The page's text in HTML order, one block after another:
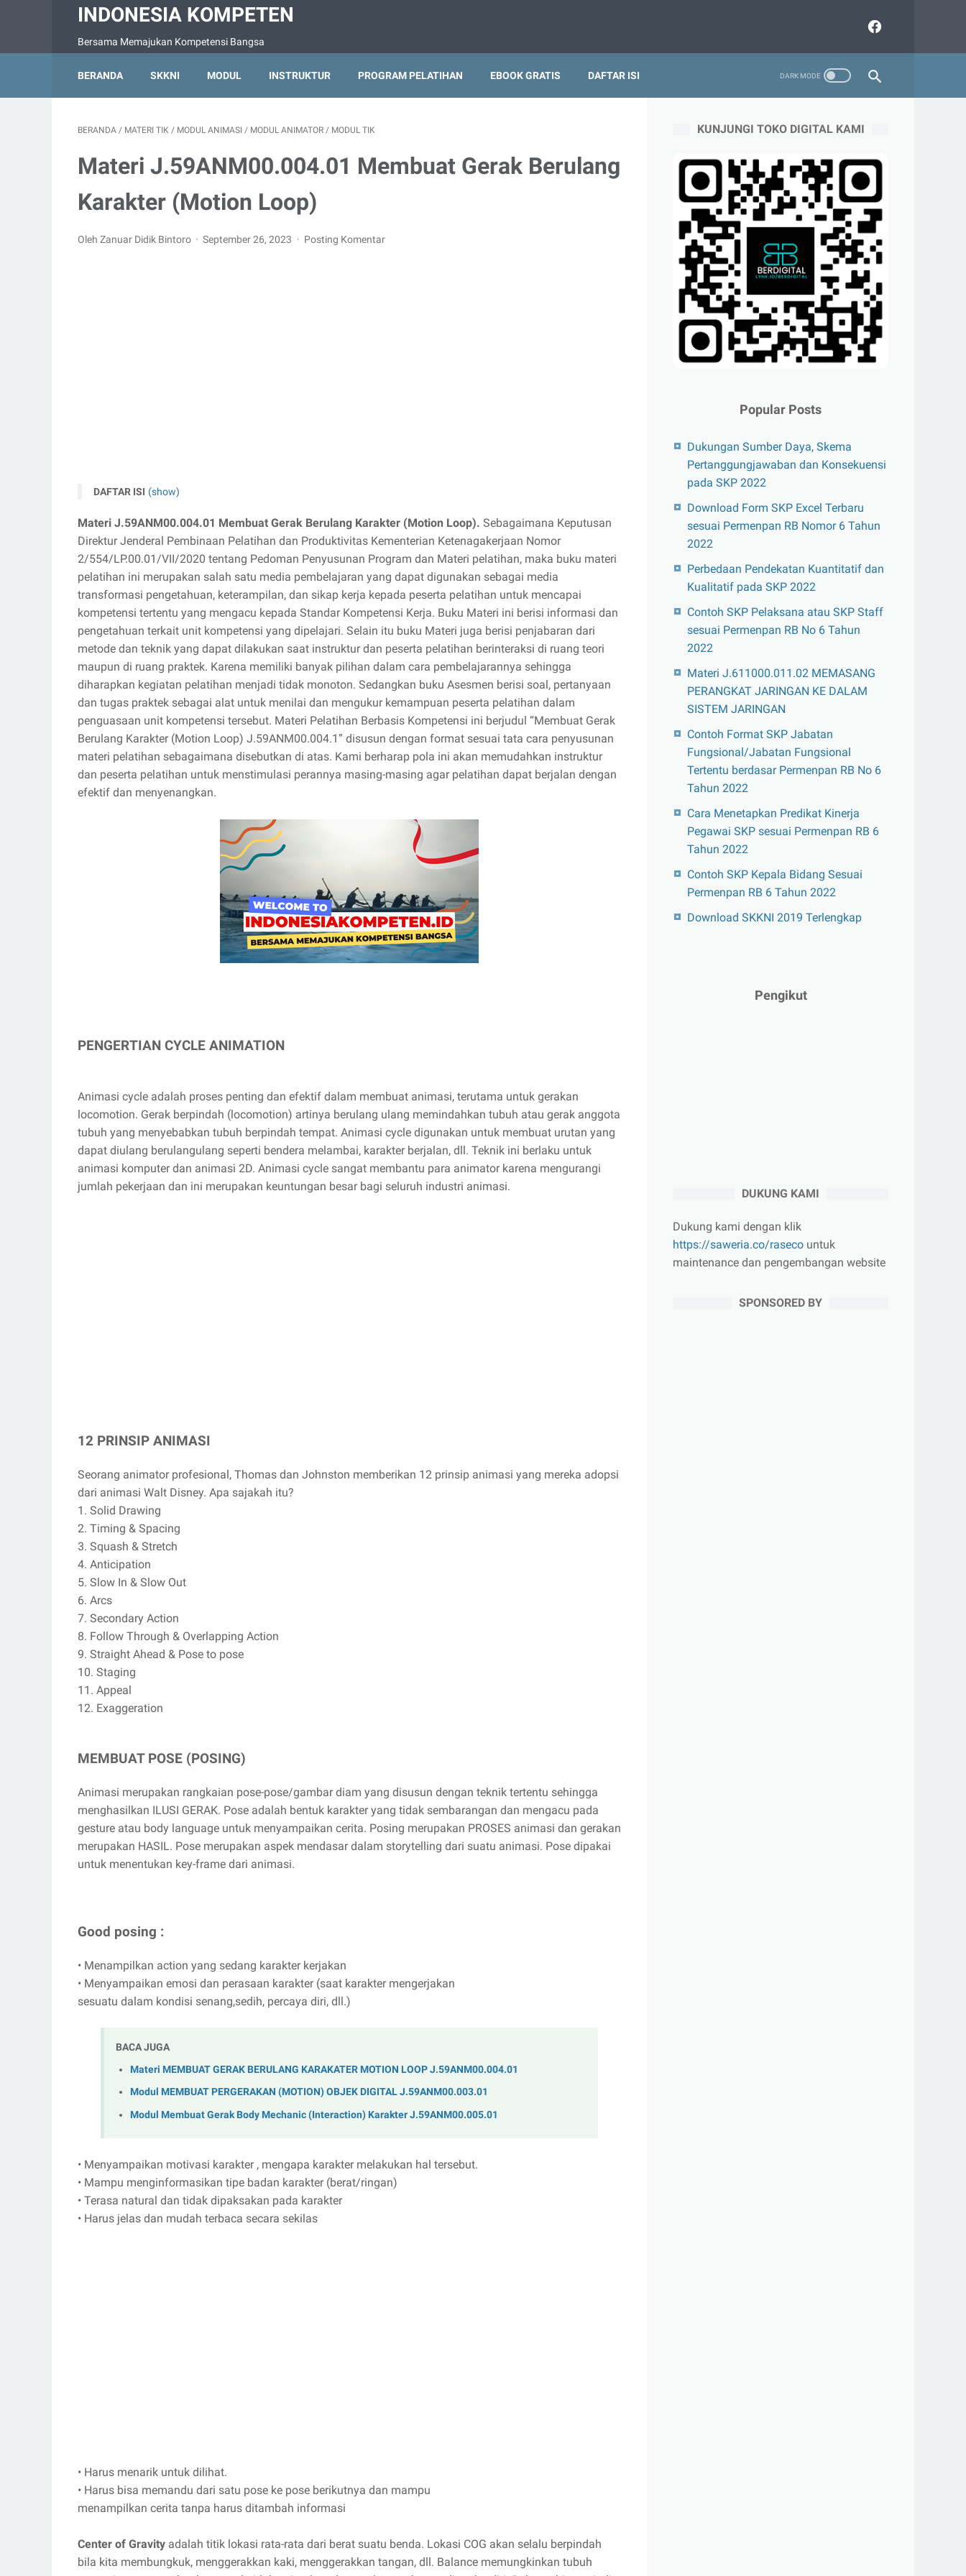
INDONESIA KOMPETEN
Bersama Memajukan Kompetensi Bangsa
BERANDA SKKNI MODUL INSTRUKTUR PROGRAM PELATIHAN EBOOK GRATIS DAFTAR ISI
BERANDA / MATERI TIK / MODUL ANIMASI / MODUL ANIMATOR / MODUL TIK
Materi J.59ANM00.004.01 Membuat Gerak Berulang
Karakter (Motion Loop)
Oleh Zanuar Didik Bintoro September 26, 2023 Posting Komentar
DAFTAR ISI (show)
Materi J.59ANM00.004.01 Membuat Gerak Berulang Karakter (Motion Loop). Sebagaimana Keputusan
Direktur Jenderal Pembinaan Pelatihan dan Produktivitas Kementerian Ketenagakerjaan Nomor
2/554/LP.00.01/VII/2020 tentang Pedoman Penyusunan Program dan Materi pelatihan, maka buku materi
pelatihan ini merupakan salah satu media pembelajaran yang dapat digunakan sebagai media
transformasi pengetahuan, keterampilan, dan sikap kerja kepada peserta pelatihan untuk mencapai
kompetensi tertentu yang mengacu kepada Standar Kompetensi Kerja. Buku Materi ini berisi informasi dan
pengetahuan terkait unit kompetensi yang dipelajari. Selain itu buku Materi juga berisi penjabaran dari
metode dan teknik yang dapat dilakukan saat instruktur dan peserta pelatihan berinteraksi di ruang teori
maupun di ruang praktek. Karena memiliki banyak pilihan dalam cara pembelajarannya sehingga
diharapkan kegiatan pelatihan menjadi tidak monoton. Sedangkan buku Asesmen berisi soal, pertanyaan
dan tugas praktek sebagai alat untuk menilai dan mengukur kemampuan peserta pelatihan dalam
penguasaan unit kompetensi tersebut. Materi Pelatihan Berbasis Kompetensi ini berjudul “Membuat Gerak
Berulang Karakter (Motion Loop) J.59ANM00.004.1” disusun dengan format sesuai tata cara penyusunan
materi pelatihan sebagaimana disebutkan di atas. Kami berharap pola ini akan memudahkan instruktur
dan peserta pelatihan untuk menstimulasi perannya masing-masing agar pelatihan dapat berjalan dengan
efektif dan menyenangkan.
PENGERTIAN CYCLE ANIMATION
Animasi cycle adalah proses penting dan efektif dalam membuat animasi, terutama untuk gerakan
locomotion. Gerak berpindah (locomotion) artinya berulang ulang memindahkan tubuh atau gerak anggota
tubuh yang menyebabkan tubuh berpindah tempat. Animasi cycle digunakan untuk membuat urutan yang
dapat diulang berulangulang seperti bendera melambai, karakter berjalan, dll. Teknik ini berlaku untuk
animasi komputer dan animasi 2D. Animasi cycle sangat membantu para animator karena mengurangi
jumlah pekerjaan dan ini merupakan keuntungan besar bagi seluruh industri animasi.
12 PRINSIP ANIMASI
Seorang animator profesional, Thomas dan Johnston memberikan 12 prinsip animasi yang mereka adopsi
dari animasi Walt Disney. Apa sajakah itu?
1. Solid Drawing
2. Timing & Spacing
3. Squash & Stretch
4. Anticipation
5. Slow In & Slow Out
6. Arcs
7. Secondary Action
8. Follow Through & Overlapping Action
9. Straight Ahead & Pose to pose
10. Staging
11. Appeal
12. Exaggeration
MEMBUAT POSE (POSING)
Animasi merupakan rangkaian pose-pose/gambar diam yang disusun dengan teknik tertentu sehingga
menghasilkan ILUSI GERAK. Pose adalah bentuk karakter yang tidak sembarangan dan mengacu pada
gesture atau body language untuk menyampaikan cerita. Posing merupakan PROSES animasi dan gerakan
merupakan HASIL. Pose merupakan aspek mendasar dalam storytelling dari suatu animasi. Pose dipakai
untuk menentukan key-frame dari animasi.
Good posing :
• Menampilkan action yang sedang karakter kerjakan
• Menyampaikan emosi dan perasaan karakter (saat karakter mengerjakan
sesuatu dalam kondisi senang,sedih, percaya diri, dll.)
BACA JUGA
Materi MEMBUAT GERAK BERULANG KARAKATER MOTION LOOP J.59ANM00.004.01
Modul MEMBUAT PERGERAKAN (MOTION) OBJEK DIGITAL J.59ANM00.003.01
Modul Membuat Gerak Body Mechanic (Interaction) Karakter J.59ANM00.005.01
• Menyampaikan motivasi karakter , mengapa karakter melakukan hal tersebut.
• Mampu menginformasikan tipe badan karakter (berat/ringan)
• Terasa natural dan tidak dipaksakan pada karakter
• Harus jelas dan mudah terbaca secara sekilas
• Harus menarik untuk dilihat.
• Harus bisa memandu dari satu pose ke pose berikutnya dan mampu
menampilkan cerita tanpa harus ditambah informasi
Center of Gravity adalah titik lokasi rata-rata dari berat suatu benda. Lokasi COG akan selalu berpindah
bila kita membungkuk, menggerakkan kaki, menggerakkan tangan, dll. Balance memungkinkan tubuh
KUNJUNGI TOKO DIGITAL KAMI
Popular Posts
Dukungan Sumber Daya, Skema
Pertanggungjawaban dan Konsekuensi
pada SKP 2022
Download Form SKP Excel Terbaru
sesuai Permenpan RB Nomor 6 Tahun
2022
Perbedaan Pendekatan Kuantitatif dan
Kualitatif pada SKP 2022
Contoh SKP Pelaksana atau SKP Staff
sesuai Permenpan RB No 6 Tahun
2022
Materi J.611000.011.02 MEMASANG
PERANGKAT JARINGAN KE DALAM
SISTEM JARINGAN
Contoh Format SKP Jabatan
Fungsional/Jabatan Fungsional
Tertentu berdasar Permenpan RB No 6
Tahun 2022
Cara Menetapkan Predikat Kinerja
Pegawai SKP sesuai Permenpan RB 6
Tahun 2022
Contoh SKP Kepala Bidang Sesuai
Permenpan RB 6 Tahun 2022
Download SKKNI 2019 Terlengkap
Pengikut
DUKUNG KAMI
Dukung kami dengan klik
https://saweria.co/raseco untuk
maintenance dan pengembangan website
SPONSORED BY